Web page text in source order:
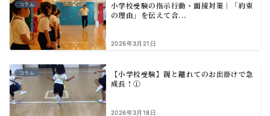
コラム
小学校受験の指示行動・面接対策｜「約束
の理由」を伝えて合...
2026年3月21日
コラム
【小学校受験】親と離れてのお出掛けで急
成長！①
2026年3月18日